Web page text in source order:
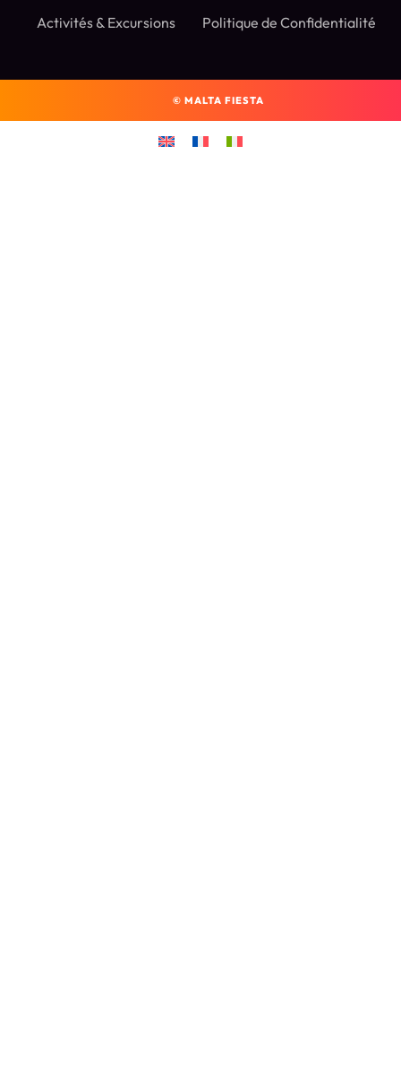
Activités & Excursions
Politique de Confidentialité
© MALTA FIESTA